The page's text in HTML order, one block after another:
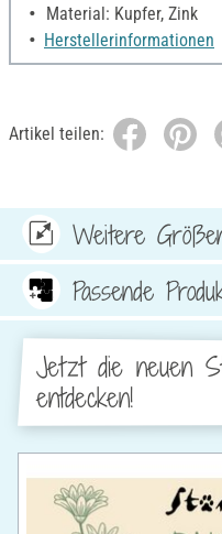
Material: Kupfer, Zink
Herstellerinformationen
Artikel teilen:
Weitere
Passende
Jetzt die neuen
entdecken!